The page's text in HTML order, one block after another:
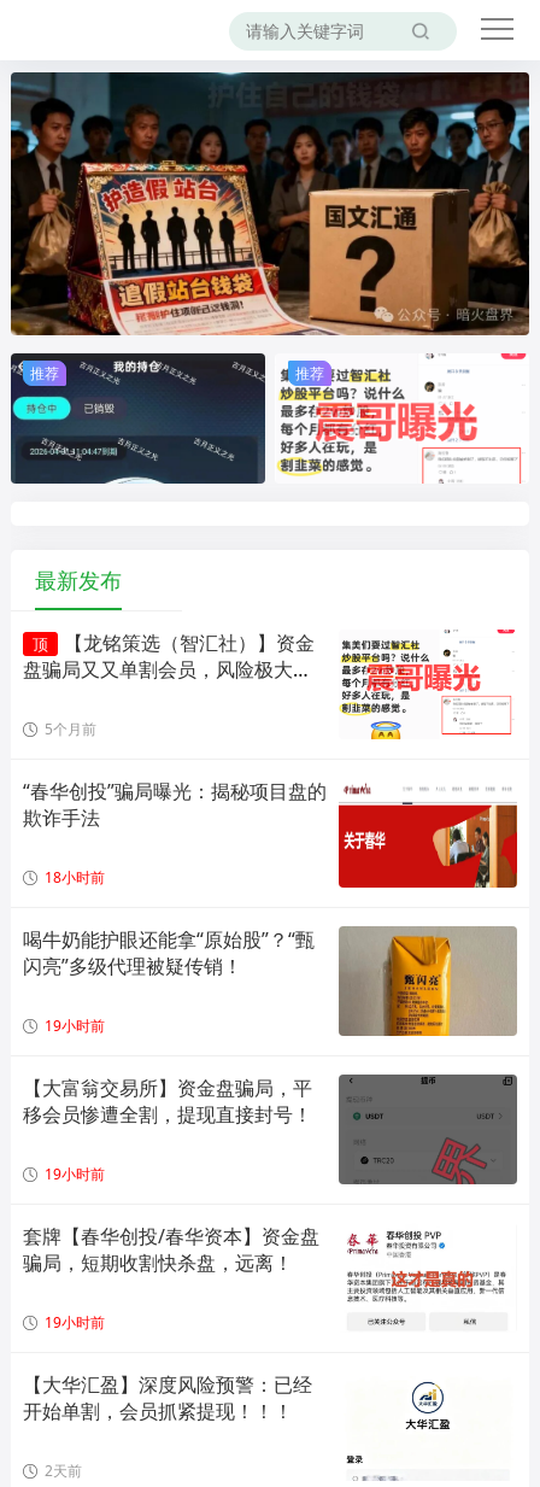
推荐 推荐
推荐 推荐
最新发布
顶
【龙铭策选（智汇社）】资金
盘骗局又又单割会员，风险极大，
5个月前
“春华创投”骗局曝光：揭秘项目盘的
欺诈手法
18小时前
喝牛奶能护眼还能拿“原始股”？“甄
闪亮”多级代理被疑传销！
19小时前
【大富翁交易所】资金盘骗局，平
移会员惨遭全割，提现直接封号！
19小时前
套牌【春华创投/春华资本】资金盘
骗局，短期收割快杀盘，远离！
19小时前
【大华汇盈】深度风险预警：已经
开始单割，会员抓紧提现！！！
2天前